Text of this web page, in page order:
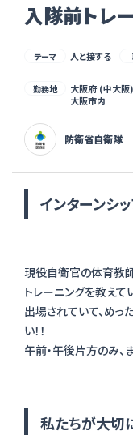
入隊前トレ
テーマ 人と接する
勤務地
大阪府 (中大阪)
大阪市内
防衛省自衛隊
インターンシ
現役自衛官の体育教
トレーニングを教え
出場されていて、めっ
い！！
私たちが大切